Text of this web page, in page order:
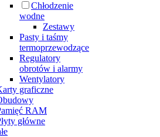
Chłodzenie
wodne
Zestawy
Pasty i taśmy
termoprzewodzące
Regulatory
obrotów i alarmy
Wentylatory
graficzne
RAM
główne